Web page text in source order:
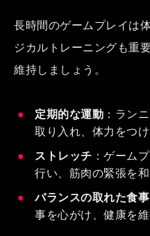
長時間のゲームプレイは
ジカルトレーニングも重
維持しましょう。
定期的な運動 ：ラン
取り入れ、体力をつけ
ストレッチ ：ゲーム
行い、筋肉の緊張を和
バランスの取れた食事
事を心がけ、健康を維